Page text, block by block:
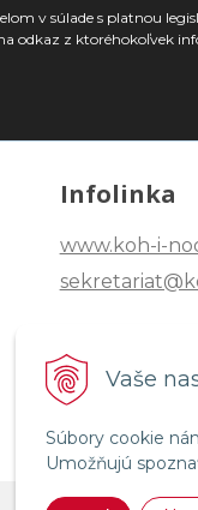
Vaše
Súbory cookie
Umožňujú
v súlade s platnou
odkaz z ktoréhokoľvek
Infolinka
www.koh-i-
Tel: +421 2
Fax: +421 2